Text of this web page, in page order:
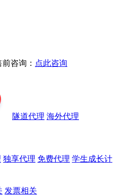
前咨询： 点此咨询
隧道代理 海外代理
独享代理 免费代理 学生成长计
发票相关